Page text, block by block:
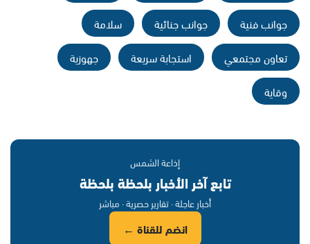
جوانب فنية
جوانب جنائية
سلامة
تعاون مجتمعي
استجابة سريعة
جهوزية
وقاية
إذاعة الشمس
تابع آخر الأخبار بلحظة بلحظة
أخبار عاجلة · تقارير حصرية · مباشر
انضم للقناة ←